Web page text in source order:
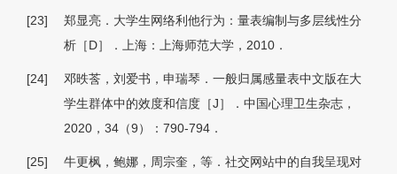
[23]
郑显亮．大学生网络利他行为：量表编制与多层线性分
析［D］．上海：上海师范大学，2010．
[24]
邓昳莟，刘爱书，申瑞琴．一般归属感量表中文版在大
学生群体中的效度和信度［J］．中国心理卫生杂志，
2020，34（9）：790-794．
[25]
牛更枫，鲍娜，周宗奎，等．社交网站中的自我呈现对